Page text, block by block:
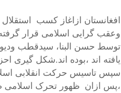
افغانستان ازاغاز کسب
وعقب گرایی اسلامی قرار
توسط حسن البنا، سیدقطب
یافته اند ،بوده اند.شکل گیری
سپس تاسیس حرکت انقلابی
،پس ازان ظهور تحرک اسلامی